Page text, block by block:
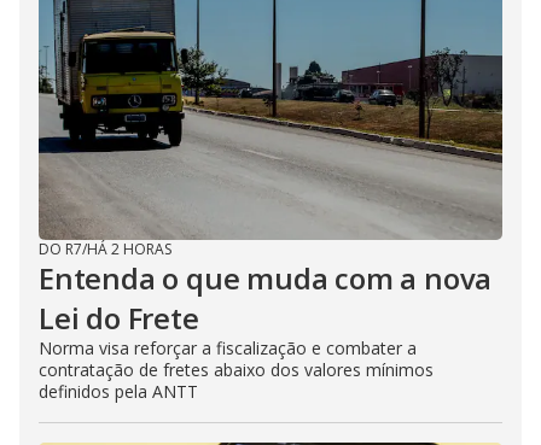
DO R7/HÁ 2 HORAS
Entenda o que muda com a nova
Lei do Frete
Norma visa reforçar a fiscalização e combater a
contratação de fretes abaixo dos valores mínimos
definidos pela ANTT